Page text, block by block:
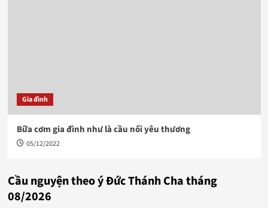
Gia đình
Bữa cơm gia đình như là cầu nối yêu thương
05/12/2022
Cầu nguyện theo ý Đức Thánh Cha tháng
08/2026